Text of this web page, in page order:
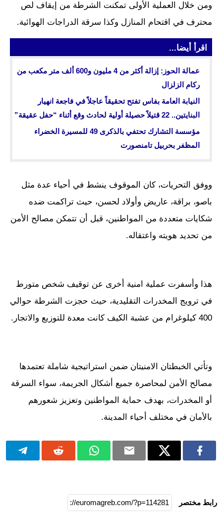
ومن خلال العملية الأولى تمكنت الشرطة من إيقاف لص
محترف في اقتحام المنازل وكذا سرقة الدراجات الهوائية.
اقرأ أيضا...
عمالة الحوز: إزالة أكثر من 4 مليون و600 ألف متر مكعب من
ركام الزلزال
النيابة العامة بفاس تفتح تحقيقاً عاجلاً في فاجعة انهيار
البنايتين.. 22 قتيلاً حصيلة أولية لحادث وقع أثناء “حفل عقيقة”
مؤسسة التشارك تحتفي بالذكرى 49 للمسيرة الخضراء
المظفر بحربيل تامنصورت
ووفق التحريات، كان الموقوف ينشط في أحياء عدة مثل
باصو، براقة، عاريض وأولاد لحسن، حيث تراكمت ضده
شكايات متعددة من المواطنين، قبل أن تتمكن مصالح الأمن
من تحديد هويته واعتقاله.
هذا وأسفرت عملية امنية أخرى عن توقيف شخص متورط
في ترويج المخدرات التقليدية، حيث حجزت الشرطة حوالي
400 كيلوغرام من عشبة الكيف كانت معدة للتوزيع والاتجار.
وتأتي الخبطتان الامنيتان ضمن استراتيجية شاملة تعتمدها
مصالح الأمن لمحاصرة جميع أشكال الجريمة، سواء السرقة
أو المخدرات، بهدف حماية المواطنين وتعزيز شعورهم
بالأمان في مختلف أحياء المدينة.
رابط مختصر